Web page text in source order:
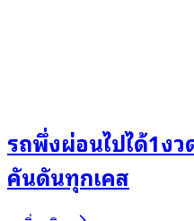
รถพึ่งผ่อนไปได้1ง
คันดันทุกเคส